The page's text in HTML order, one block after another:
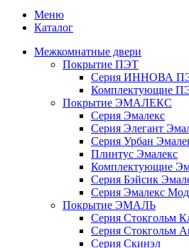
Меню
Каталог
Межкомнатные двери
Покрытие ПЭТ
Серия ИННОВА
Комплектующие
Покрытие ЭМАЛЕКС
Серия Эмалекс
Серия Элегант
Серия Урбан
Плинтус Эмалекс
Комплектующие
Серия Бэйсик
Серия Эмалекс
Покрытие ЭМАЛЬ
Серия Стокгольм
Серия Стокгольм
Серия Скинэл